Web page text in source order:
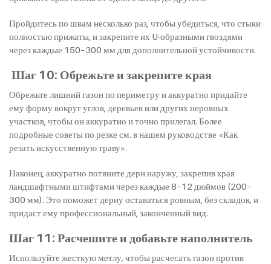
Пройдитесь по швам несколько раз, чтобы убедиться, что стыки
полностью прижаты, и закрепите их U-образными гвоздями
через каждые 150–300 мм для дополнительной устойчивости.
Шаг 10: Обрежьте и закрепите края
Обрежьте лишний газон по периметру и аккуратно придайте
ему форму вокруг углов, деревьев или других неровных
участков, чтобы он аккуратно и точно прилегал. Более
подробные советы по резке см. в нашем руководстве «Как
резать искусственную траву».
Наконец, аккуратно потяните дерн наружу, закрепив края
ландшафтными штифтами через каждые 8–12 дюймов (200–
300 мм). Это поможет дерну оставаться ровным, без складок, и
придаст ему профессиональный, законченный вид.
Шаг 11: Расчешите и добавьте наполнитель
Используйте жесткую метлу, чтобы расчесать газон против